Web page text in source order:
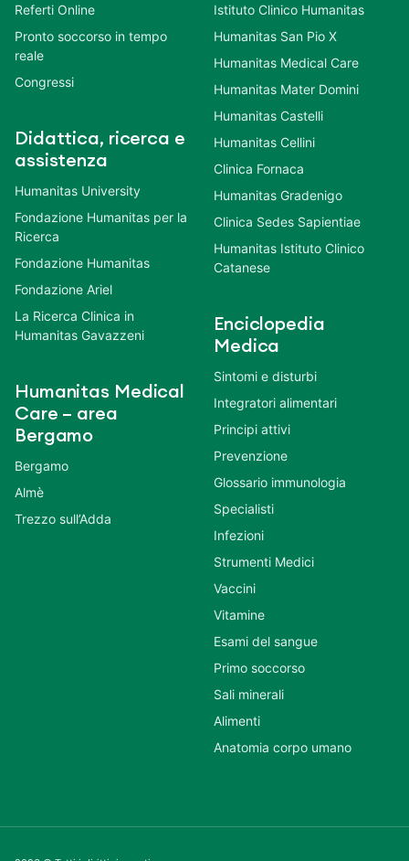
Referti Online
Pronto soccorso in tempo
reale
Congressi
Didattica, ricerca e
assistenza
Humanitas University
Fondazione Humanitas per la
Ricerca
Fondazione Humanitas
Fondazione Ariel
La Ricerca Clinica in
Humanitas Gavazzeni
Humanitas Medical
Care – area
Bergamo
Bergamo
Almè
Trezzo sull’Adda
Istituto Clinico Humanitas
Humanitas San Pio X
Humanitas Medical Care
Humanitas Mater Domini
Humanitas Castelli
Humanitas Cellini
Clinica Fornaca
Humanitas Gradenigo
Clinica Sedes Sapientiae
Humanitas Istituto Clinico
Catanese
Enciclopedia
Medica
Sintomi e disturbi
Integratori alimentari
Principi attivi
Prevenzione
Glossario immunologia
Specialisti
Infezioni
Strumenti Medici
Vaccini
Vitamine
Esami del sangue
Primo soccorso
Sali minerali
Alimenti
Anatomia corpo umano